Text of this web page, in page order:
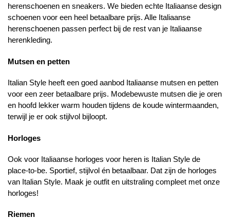
herenschoenen en sneakers. We bieden echte Italiaanse design
schoenen voor een heel betaalbare prijs. Alle Italiaanse
herenschoenen passen perfect bij de rest van je Italiaanse
herenkleding.
Mutsen en petten
Italian Style heeft een goed aanbod Italiaanse mutsen en petten
voor een zeer betaalbare prijs. Modebewuste mutsen die je oren
en hoofd lekker warm houden tijdens de koude wintermaanden,
terwijl je er ook stijlvol bijloopt.
Horloges
Ook voor Italiaanse horloges voor heren is Italian Style de
place-to-be. Sportief, stijlvol én betaalbaar. Dat zijn de horloges
van Italian Style. Maak je outfit en uitstraling compleet met onze
horloges!
Riemen